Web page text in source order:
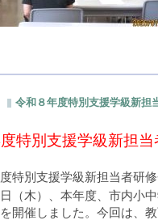
令和８年度特別支援学級新担
特別支援学級新担
特別支援学級新担当者研修
（木）、本年度、市内小
開催しました。今回は、